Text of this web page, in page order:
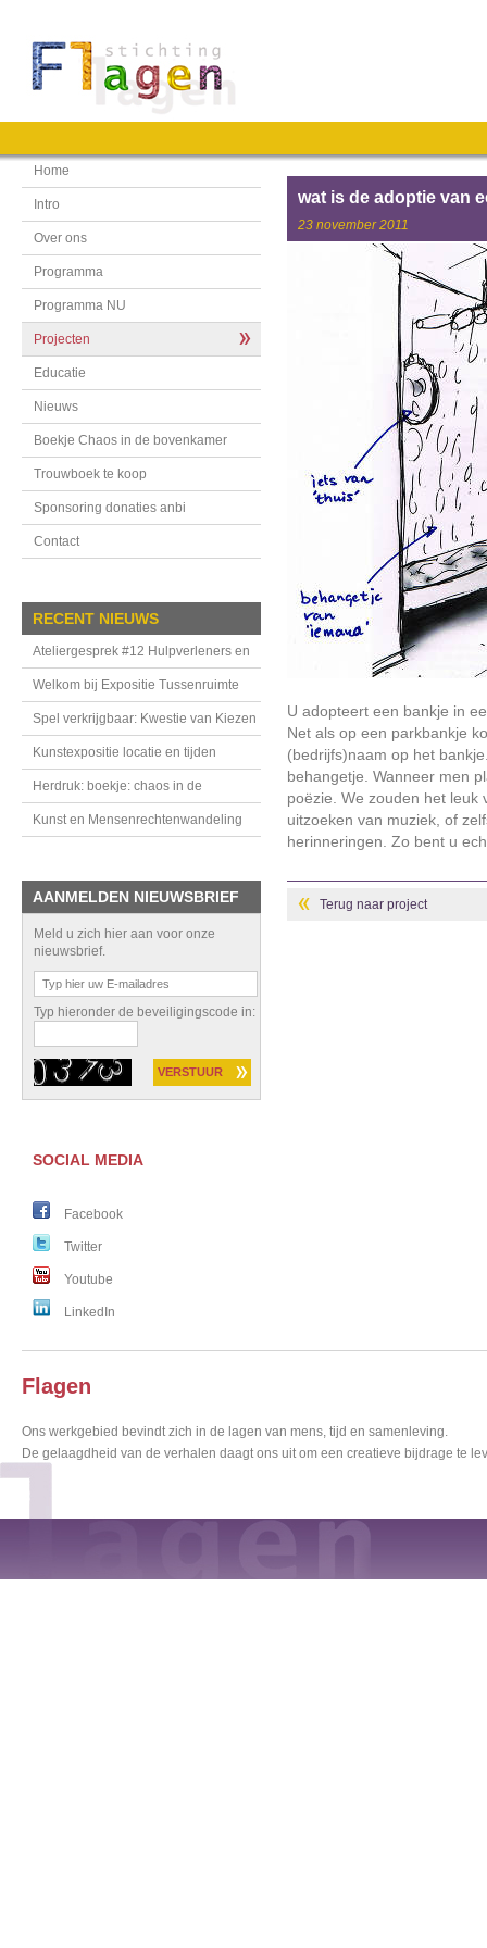
Home
Intro
Over ons
Programma
Programma NU
Projecten
Educatie
Nieuws
Boekje Chaos in de bovenkamer
Trouwboek te koop
Sponsoring donaties anbi
Contact
RECENT NIEUWS
Ateliergesprek #12 Hulpverleners en
handhavers in de Tussenruimte
Welkom bij Expositie Tussenruimte
Spel verkrijgbaar: Kwestie van Kiezen
Kunstexpositie locatie en tijden
Herdruk: boekje: chaos in de
bovenkamer
Kunst en Mensenrechtenwandeling
AANMELDEN NIEUWSBRIEF
Meld u zich hier aan voor onze
nieuwsbrief.
Typ hieronder de beveiligingscode in:
SOCIAL MEDIA
Facebook
Twitter
Youtube
LinkedIn
wat is de adoptie van
23 november 2011
U adopteert een bankje in
Net als op een parkbankje
(bedrijfs)naam op het
behangetje. Wanneer men
poëzie. We zouden het leuk
uitzoeken van muziek, of
herinneringen. Zo bent u
Terug naar project
Flagen
Ons werkgebied bevindt zich in de lagen van mens, tijd en samenleving.
De gelaagdheid van de verhalen daagt ons uit om een creatieve bijdrage te